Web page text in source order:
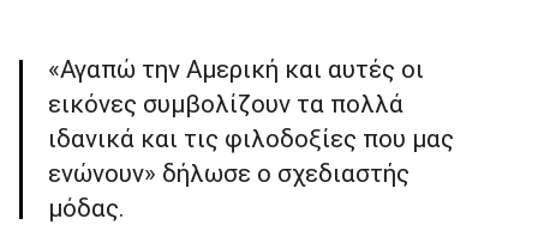
«Αγαπώ την Αμερική και αυτές οι
εικόνες συμβολίζουν τα πολλά
ιδανικά και τις φιλοδοξίες που μας
ενώνουν» δήλωσε ο σχεδιαστής
μόδας.